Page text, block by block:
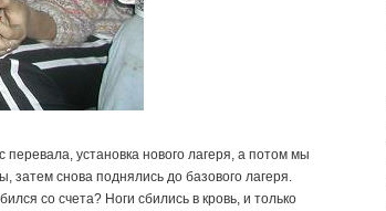
установка нового лагеря, а потом мы
затем снова поднялись до базового лагеря.
со счета? Ноги сбились в кровь, и только